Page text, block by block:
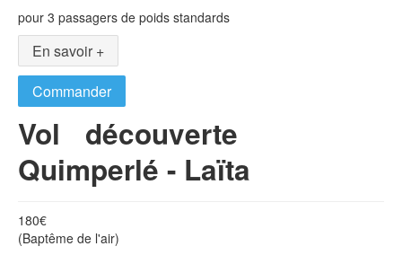
pour 3 passagers de poids standards
En savoir +
Commander
Vol découverte
Quimperlé - Laïta
180€
(Baptême de l'air)